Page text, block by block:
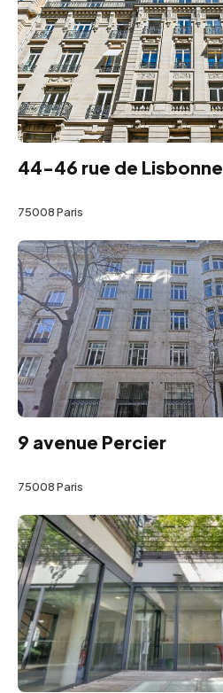
44-46 rue de Lisbonne
75008 Paris
9 avenue Percier
75008 Paris